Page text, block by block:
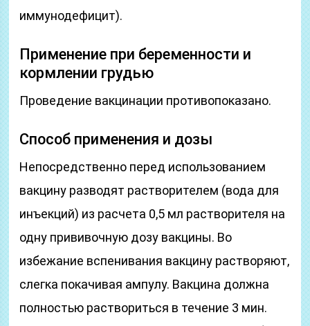
иммунодефицит).
Применение при беременности и
кормлении грудью
Проведение вакцинации противопоказано.
Способ применения и дозы
Непосредственно перед использованием
вакцину разводят растворителем (вода для
инъекций) из расчета 0,5 мл растворителя на
одну прививочную дозу вакцины. Во
избежание вспенивания вакцину растворяют,
слегка покачивая ампулу. Вакцина должна
полностью раствориться в течение 3 мин.